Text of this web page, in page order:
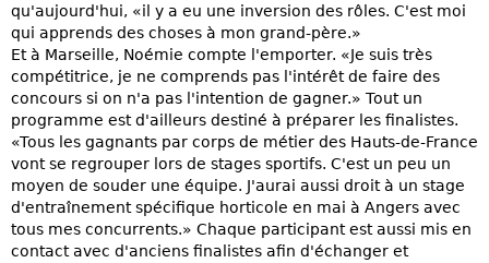
qu'aujourd'hui, «il y a eu une inversion des rôles. C'est moi
qui apprends des choses à mon grand-père.»
Et à Marseille, Noémie compte l'emporter. «Je suis très
compétitrice, je ne comprends pas l'intérêt de faire des
concours si on n'a pas l'intention de gagner.» Tout un
programme est d'ailleurs destiné à préparer les finalistes.
«Tous les gagnants par corps de métier des Hauts-de-France
vont se regrouper lors de stages sportifs. C'est un peu un
moyen de souder une équipe. J'aurai aussi droit à un stage
d'entraînement spécifique horticole en mai à Angers avec
tous mes concurrents.» Chaque participant est aussi mis en
contact avec d'anciens finalistes afin d'échanger et